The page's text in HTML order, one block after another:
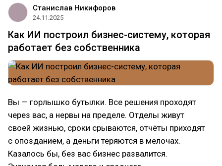
Станислав Никифоров
24.11.2025
Как ИИ построил бизнес-систему, которая
работает без собственника
Вы — горлышко бутылки. Все решения проходят
через вас, а нервы на пределе. Отделы живут
своей жизнью, сроки срываются, отчёты приходят
с опозданием, а деньги теряются в мелочах.
Казалось бы, без вас бизнес развалится.